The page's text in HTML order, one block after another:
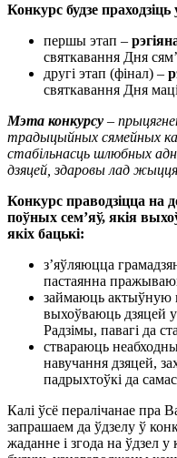
Конкурс будзе
першы этап –
святкавання Дня
другі этап (фінал) –
святкавання Дня
Мэта конкурсу –
традыцыйных сямейных
стабільнасць шлюбных
дзяцей, здаровы лад
Конкурс праводзіцца на
поўных сем’яў, якія
якіх бацькі:
з’яўляюцца
пастаянна
займаюць актыўную
выхоўваюць дзяцей
Радзімы, павагі да
ствараюць
навучання дзяцей,
падрыхтоўкі да
Калі ўсё пералічанае
запрашаем да ўдзелу ў
жаданне і згода на ўдзел